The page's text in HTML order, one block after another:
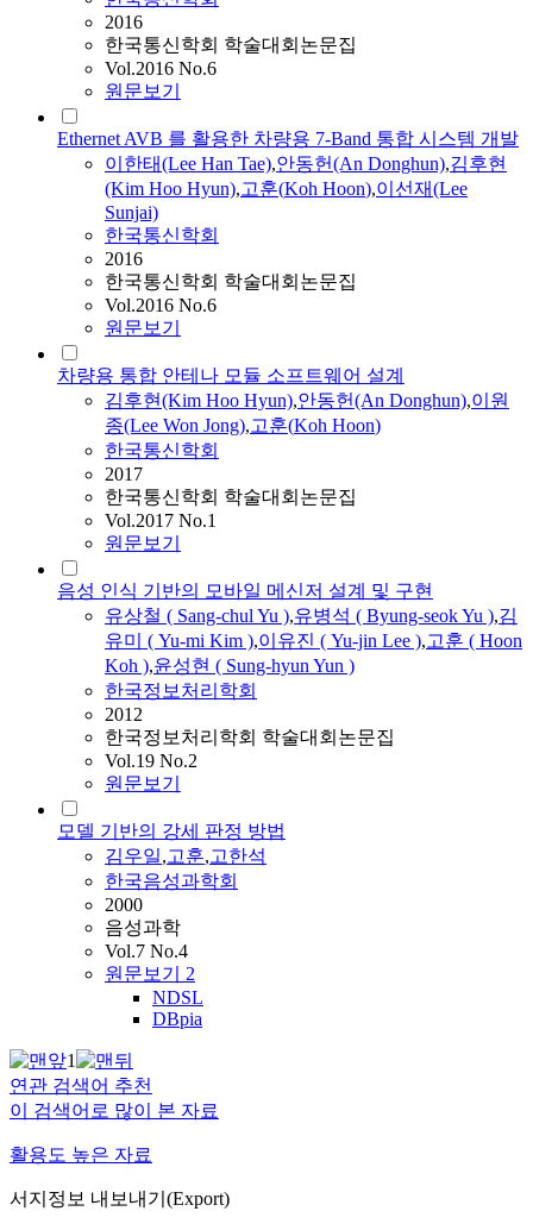
2016
한국통신학회 학술대회논문집
Vol.2016 No.6
원문보기
Ethernet AVB 를 활용한 차량용 7-Band 통합 시스템 개발
이한태(Lee Han Tae),안동헌(An Donghun),김후현
(Kim Hoo Hyun),고훈(Koh Hoon),이선재(Lee
Sunjai)
한국통신학회
2016
한국통신학회 학술대회논문집
Vol.2016 No.6
원문보기
차량용 통합 안테나 모듈 소프트웨어 설계
김후현(Kim Hoo Hyun),안동헌(An Donghun),이원
종(Lee Won Jong),고훈(Koh Hoon)
한국통신학회
2017
한국통신학회 학술대회논문집
Vol.2017 No.1
원문보기
음성 인식 기반의 모바일 메신저 설계 및 구현
유상철 ( Sang-chul Yu ),유병석 ( Byung-seok Yu ),김
유미 ( Yu-mi Kim ),이유진 ( Yu-jin Lee ),고훈 ( Hoon
Koh ),윤성현 ( Sung-hyun Yun )
한국정보처리학회
2012
한국정보처리학회 학술대회논문집
Vol.19 No.2
원문보기
모델 기반의 강세 판정 방법
김우일,고훈,고한석
한국음성과학회
2000
음성과학
Vol.7 No.4
원문보기 2
NDSL
DBpia
1
연관 검색어 추천
이 검색어로 많이 본 자료
활용도 높은 자료
서지정보 내보내기(Export)